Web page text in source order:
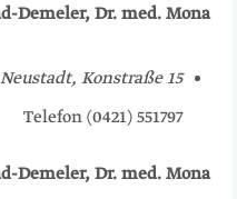
Demeler, Dr. med. Mona
Konstraße 15
Telefon (0421) 551797
Demeler, Dr. med. Mona